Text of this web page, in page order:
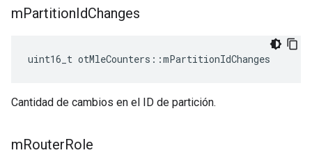
mPartitionIdChanges
uint16_t otMleCounters ::mPartitionIdChanges
Cantidad de cambios en el ID de partición.
mRouterRole